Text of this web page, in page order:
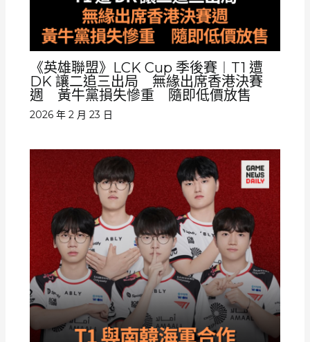
《英雄聯盟》LCK Cup 季後賽︱T1 遭
DK 讓二追三出局 無緣出席香港決賽
週 黃牛黨損失慘重 隨即低價放售
2026 年 2 月 23 日